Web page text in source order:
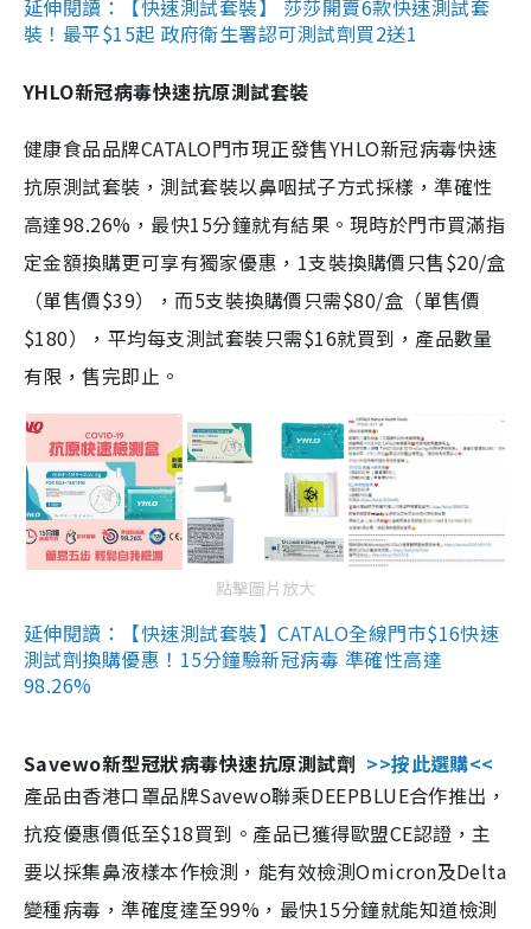
延伸閱讀：【快速測試套裝】 莎莎開賣6款快速測試套
裝！最平$15起 政府衛生署認可測試劑買2送1
YHLO新冠病毒快速抗原測試套裝
健康食品品牌CATALO門市現正發售YHLO新冠病毒快速
抗原測試套裝，測試套裝以鼻咽拭子方式採樣，準確性
高達98.26%，最快15分鐘就有結果。現時於門市買滿指
定金額換購更可享有獨家優惠，1支裝換購價只售$20/盒
（單售價$39），而5支裝換購價只需$80/盒（單售價
$180），平均每支測試套裝只需$16就買到，產品數量
有限，售完即止。
點擊圖片放大
延伸閱讀：【快速測試套裝】CATALO全線門市$16快速
測試劑換購優惠！15分鐘驗新冠病毒 準確性高達
98.26%
Savewo新型冠狀病毒快速抗原測試劑 >>按此選購<<
產品由香港口罩品牌Savewo聯乘DEEPBLUE合作推出，
抗疫優惠價低至$18買到。產品已獲得歐盟CE認證，主
要以採集鼻液樣本作檢測，能有效檢測Omicron及Delta
變種病毒，準確度達至99%，最快15分鐘就能知道檢測